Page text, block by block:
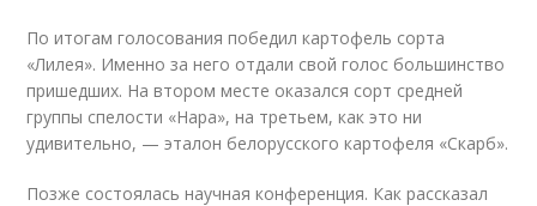
По итогам голосования победил картофель сорта
«Лилея». Именно за него отдали свой голос большинство
пришедших. На втором месте оказался сорт средней
группы спелости «Нара», на третьем, как это ни
удивительно, — эталон белорусского картофеля «Скарб».
Позже состоялась научная конференция. Как рассказал